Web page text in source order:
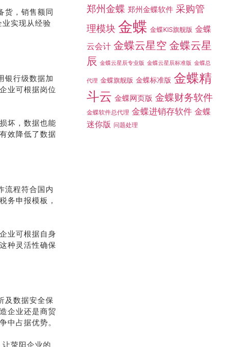
货，销售额同
实现从经验
银行级数据加
业可根据岗位
坏，数据也能
效降低了数据
流程符合国内
务申报模板，
业可根据自身
种灵活性确保
及数据安全保
企业还是商贸
中占据优势。
荥阳企业的
郑州金蝶 郑州金蝶软件 采购管
理模块 金蝶 金蝶KIS旗舰版 金蝶
云会计 金蝶云星空 金蝶云星
辰 金蝶云星辰专业版 金蝶云星辰标准版 金蝶总
代理 金蝶旗舰版 金蝶标准版 金蝶精
斗云 金蝶网页版 金蝶财务软件
金蝶软件总代理 金蝶进销存软件 金蝶
迷你版 问题处理